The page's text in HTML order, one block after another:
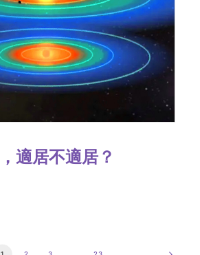
適居不適居？